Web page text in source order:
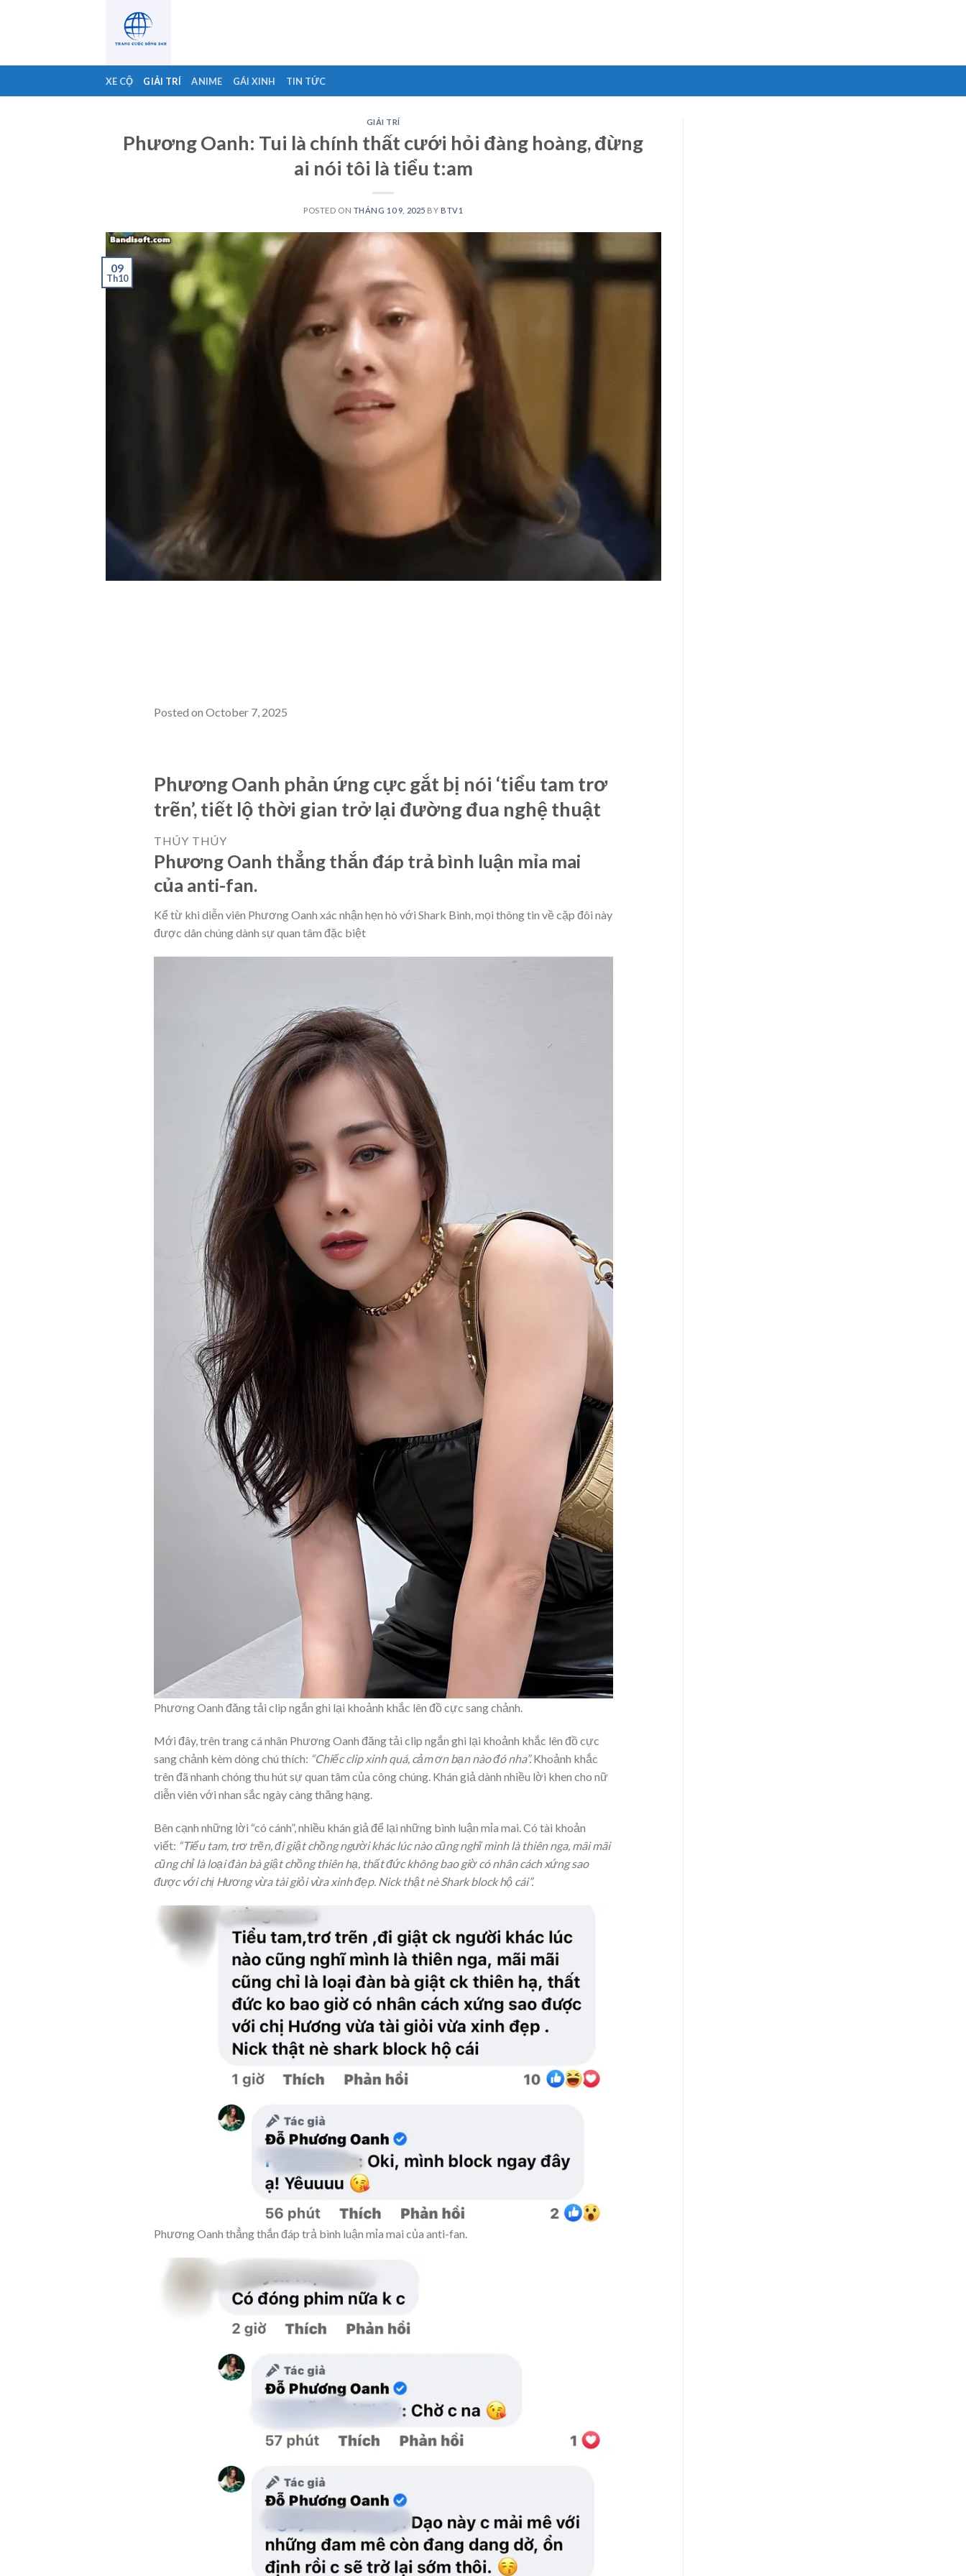
XE CỘ GIẢI TRÍ ANIME GÁI XINH TIN TỨC
GIẢI TRÍ
Phương Oanh: Tui là chính thất cưới hỏi đàng hoàng, đừng
ai nói tôi là tiểu t:am
POSTED ON THÁNG 10 9, 2025 BY BTV1
09
Th10
Posted on October 7, 2025
Phương Oanh phản ứng cực gắt bị nói ‘tiểu tam trơ
trẽn’, tiết lộ thời gian trở lại đường đua nghệ thuật
THÚY THÚY
Phương Oanh thẳng thắn đáp trả bình luận mỉa mai
của anti-fan.
Kể từ khi diễn viên Phương Oanh xác nhận hẹn hò với Shark Bình, mọi thông tin về cặp đôi này
được dân chúng dành sự quan tâm đặc biệt
Phương Oanh đăng tải clip ngắn ghi lại khoảnh khắc lên đồ cực sang chảnh.
Mới đây, trên trang cá nhân Phương Oanh đăng tải clip ngắn ghi lại khoảnh khắc lên đồ cực
sang chảnh kèm dòng chú thích: “Chiếc clip xinh quá, cảm ơn bạn nào đó nha”.Khoảnh khắc
trên đã nhanh chóng thu hút sự quan tâm của công chúng. Khán giả dành nhiều lời khen cho nữ
diễn viên với nhan sắc ngày càng thăng hạng.
Bên cạnh những lời “có cánh”, nhiều khán giả để lại những bình luận mỉa mai. Có tài khoản
viết: “Tiểu tam, trơ trẽn, đi giật chồng người khác lúc nào cũng nghĩ mình là thiên nga, mãi mãi
cũng chỉ là loại đàn bà giật chồng thiên hạ, thất đức không bao giờ có nhân cách xứng sao
được với chị Hương vừa tài giỏi vừa xinh đẹp. Nick thật nè Shark block hộ cái”.
Phương Oanh thẳng thắn đáp trả bình luận mỉa mai của anti-fan.